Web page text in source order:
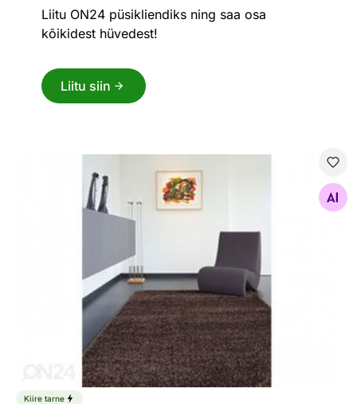
Kiire tarne
Liitu ON24 püsikliendiks ning saa osa
kõikidest hüvedest!
Liitu siin